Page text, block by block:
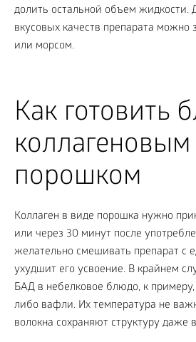
долить остальной объем жидкости.
вкусовых качеств препарата можно
или морсом.
Как готовить
коллагеновым
порошком
Коллаген в виде порошка нужно
или через 30 минут после
желательно смешивать препарат с
ухудшит его усвоение. В крайнем
БАД в небелковое блюдо, к
либо вафли. Их температура не
волокна сохраняют структуру даже